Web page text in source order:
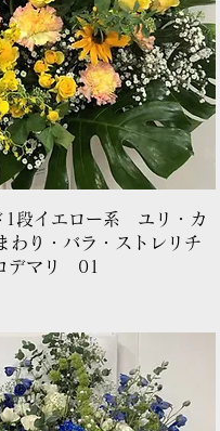
ックビュー
段イエロー系 ユリ・カ
わり・バラ・ストレリチ
デマリ 01